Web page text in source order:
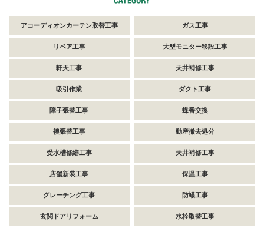
アコーディオンカーテン取替工事 ガス工事
リペア工事 大型モニター移設工事
軒天工事 天井補修工事
吸引作業 ダクト工事
障子張替工事 蝶番交換
襖張替工事 動産撤去処分
受水槽修繕工事 天井補修工事
店舗新装工事 保温工事
グレーチング工事 防蟻工事
玄関ドアリフォーム 水栓取替工事